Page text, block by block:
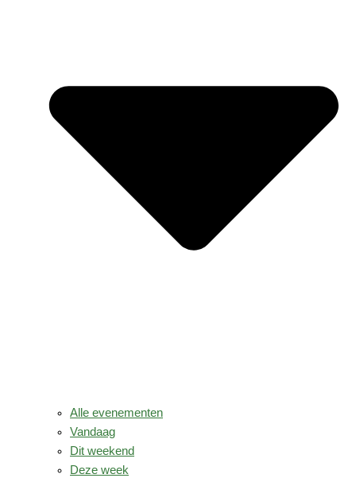
Alle evenementen
Vandaag
Dit weekend
Deze week